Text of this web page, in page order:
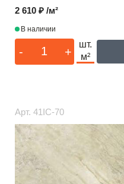
2 610 ₽ /м²
В наличии
- +
шт.
м²
Арт. 41IC-70